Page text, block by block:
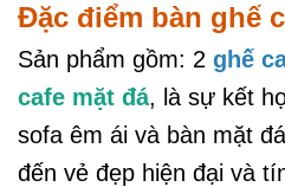
Đặc điểm bàn ghế
Sản phẩm gồm: 2 ghế
cafe mặt đá, là sự kết
sofa êm ái và bàn mặt
đến vẻ đẹp hiện đại và